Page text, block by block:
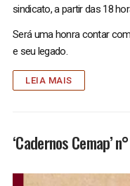
sindicato, a partir das 18
​Será uma honra contar
e seu legado.
LEIA MAIS
‘Cadernos Cemap’